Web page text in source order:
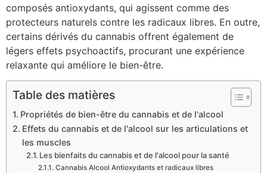
composés antioxydants, qui agissent comme des
protecteurs naturels contre les radicaux libres. En outre,
certains dérivés du cannabis offrent également de
légers effets psychoactifs, procurant une expérience
relaxante qui améliore le bien-être.
Table des matières
Propriétés de bien-être du cannabis et de l'alcool
Effets du cannabis et de l'alcool sur les articulations et
les muscles
Les bienfaits du cannabis et de l'alcool pour la santé
Cannabis Alcool Antioxydants et radicaux libres